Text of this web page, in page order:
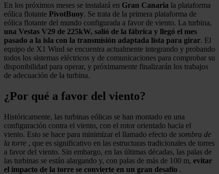
En los próximos meses se instalará en Gran Canaria la plataforma
eólica flotante PivotBuoy. Se trata de la primera plataforma de
eólica flotante del mundo configurada a favor de viento. La turbina,
una Vestas V29 de 225kW, salió de la fábrica y llegó el mes
pasado a la isla con la transmisión adaptada lista para girar. El
equipo de X1 Wind se encuentra actualmente integrando y probando
todos los sistemas eléctricos y de comunicaciones para comprobar su
disponibilidad para operar, y próximamente finalizarán los trabajos
de adecuación de la turbina.
¿Por qué a favor del viento?
Históricamente, las turbinas eólicas se han montado en una
configuración contra el viento, con el rotor orientado hacia el
viento. Esto se hace para minimizar el llamado efecto de sombra de
la torre , que es significativo en las estructuras tradicionales de torres
a favor del viento. Sin embargo, en las últimas décadas, las palas de
las turbinas se están alargando y, con palas de más de 100 m, evitar
el impacto de la torre se convierte en un gran desafío .